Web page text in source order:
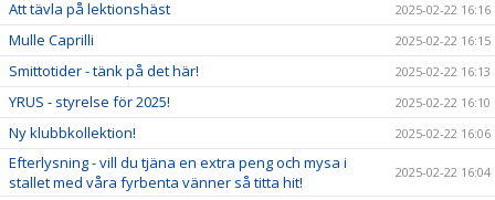
Att tävla på lektionshäst 2025-02-22 16:16
Mulle Caprilli 2025-02-22 16:15
Smittotider - tänk på det här! 2025-02-22 16:13
YRUS - styrelse för 2025! 2025-02-22 16:10
Ny klubbkollektion! 2025-02-22 16:06
Efterlysning - vill du tjäna en extra peng och mysa i
stallet med våra fyrbenta vänner så titta hit!
2025-02-22 16:04